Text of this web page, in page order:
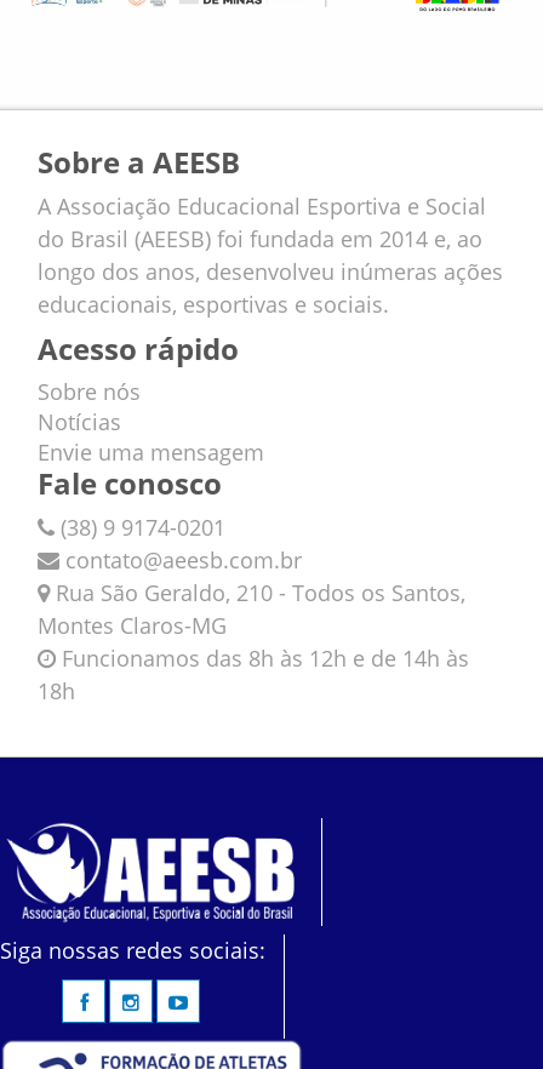
Sobre a AEESB
A Associação Educacional Esportiva e Social
do Brasil (AEESB) foi fundada em 2014 e, ao
longo dos anos, desenvolveu inúmeras ações
educacionais, esportivas e sociais.
Acesso rápido
Sobre nós
Notícias
Envie uma mensagem
Fale conosco
(38) 9 9174-0201
contato@aeesb.com.br
Rua São Geraldo, 210 - Todos os Santos,
Montes Claros-MG
Funcionamos das 8h às 12h e de 14h às
18h
Siga nossas redes sociais: